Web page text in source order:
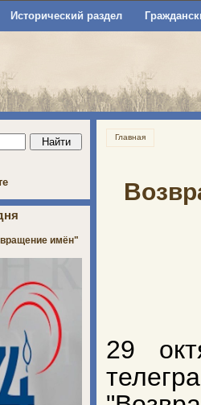
Исторический раздел
Главная
29
имён"